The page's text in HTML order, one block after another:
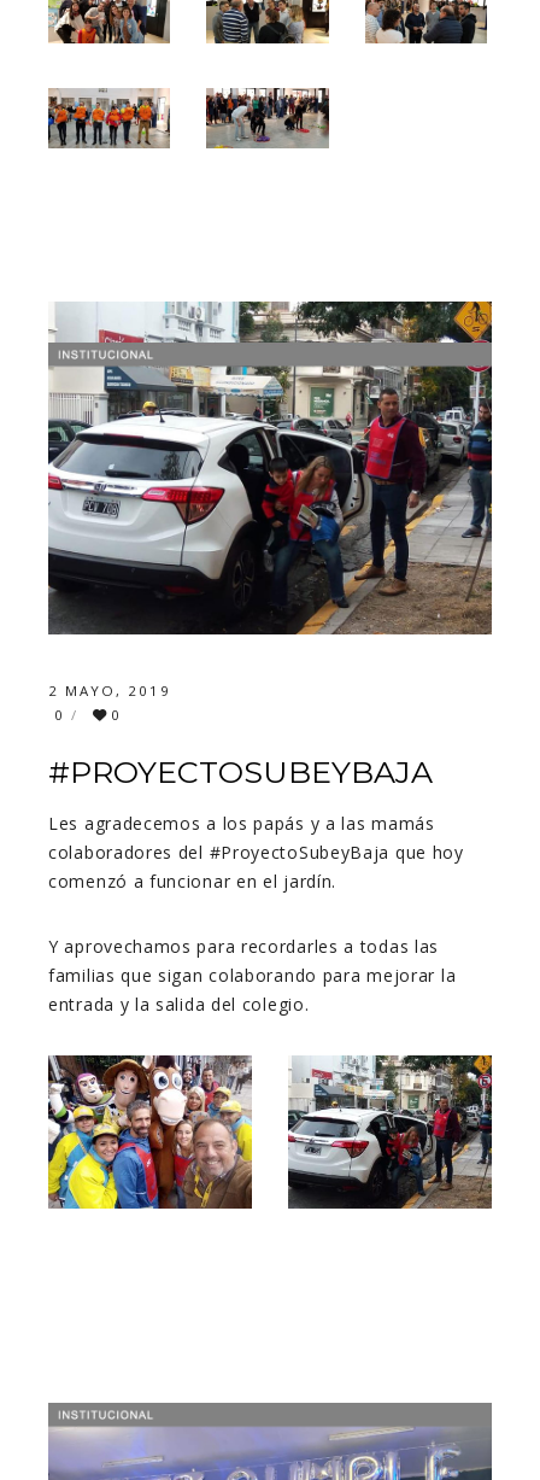
2 MAYO, 2019
0
0
#PROYECTOSUBEYBAJA
Les agradecemos a los papás y a las mamás
colaboradores del #ProyectoSubeyBaja que hoy
comenzó a funcionar en el jardín.
Y aprovechamos para recordarles a todas las
familias que sigan colaborando para mejorar la
entrada y la salida del colegio.